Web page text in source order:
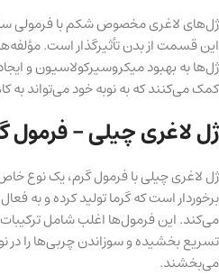
ژل‌های لاغری مخصوص شکم با فرمولی
ژل‌ها به بهبود میکروسیرکولاسیون و
کمک می‌کنند که به نوبه خود می‌تواند به
ژل لاغری چیلی – فرمول
ژل لاغری چیلی با فرمول گرم، یک نوع
برخوردار است که گرما تولید کرده و به
می‌کند. این فرمول‌ها اغلب شامل
تسریع بخشیده و سوزاندن چربی‌ها را در
می‌بخشند.